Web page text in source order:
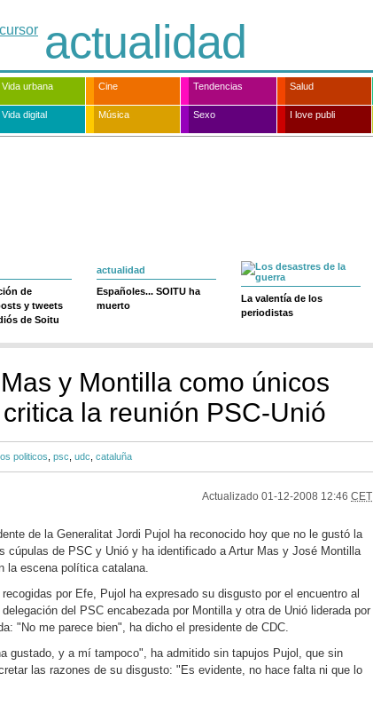
actualidad
Vida urbana Cine Tendencias Salud
Vida digital Música Sexo I love publi
de
y tweets
de Soitu
actualidad
Españoles... SOITU ha
muerto
La valentía de los
periodistas
y Montilla como únicos
la reunión PSC-Unió
politicos psc udc cataluña
Actualizado 01-12-2008 12:46 CET
de la Generalitat Jordi Pujol ha reconocido hoy que no le gustó la
cúpulas de PSC y Unió y ha identificado a Artur Mas y José Montilla
la escena política catalana.
por Efe, Pujol ha expresado su disgusto por el encuentro al
del PSC encabezada por Montilla y otra de Unió liderada por
"No me parece bien", ha dicho el presidente de CDC.
gustado, y a mí tampoco", ha admitido sin tapujos Pujol, que sin
las razones de su disgusto: "Es evidente, no hace falta ni que lo